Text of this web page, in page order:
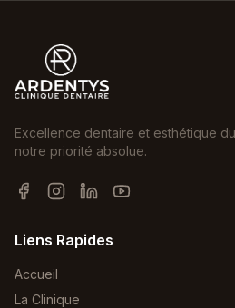
Excellence dentaire et esthétique
notre priorité absolue.
Liens Rapides
Accueil
La Clinique